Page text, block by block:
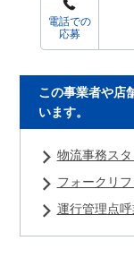
電話での
応募
この事業者や店
います。
物流事務スタ
フォークリ
運行管理点